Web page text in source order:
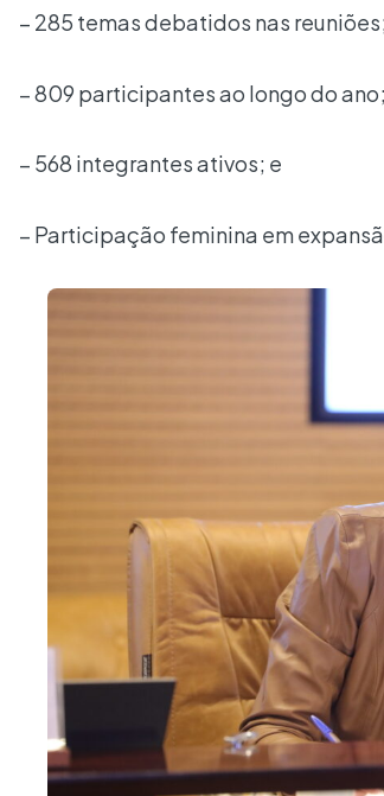
– 285 temas debatidos nas
– 809 participantes ao longo do ano;
– 568 integrantes ativos; e
– Participação feminina em